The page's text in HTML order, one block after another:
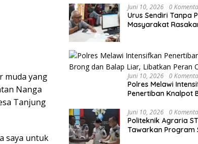
muda yang
Nanga
Tanjung
saya untuk
Agraria/Pertanahan
Ruang
Juni 10, 2026 0
Urus Sendiri Tanpa
Masyarakat
Juni 10, 2026 0
Polres Melawi
Penertiban Knalpot
Orang Tua
Juni 10, 2026 0
Politeknik Agraria
Tawarkan Program